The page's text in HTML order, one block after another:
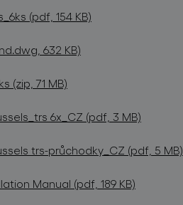
(pdf, 154 KB)
632 KB)
(zip, 71 MB)
6x_CZ (pdf, 3 MB)
trs-průchodky_CZ (pdf, 5 MB)
Manual (pdf, 189 KB)